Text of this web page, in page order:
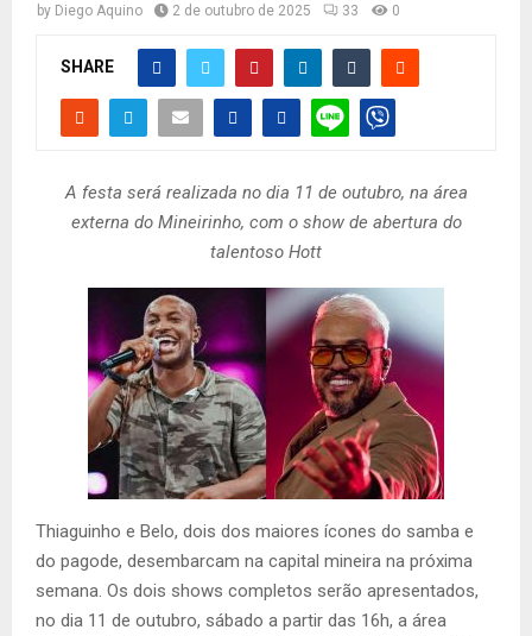
by Diego Aquino 2 de outubro de 2025 33 0
SHARE
A festa será realizada no dia 11 de outubro, na área
externa do Mineirinho, com o show de abertura do
talentoso Hott
Thiaguinho e Belo, dois dos maiores ícones do samba e
do pagode, desembarcam na capital mineira na próxima
semana. Os dois shows completos serão apresentados,
no dia 11 de outubro, sábado a partir das 16h, a área